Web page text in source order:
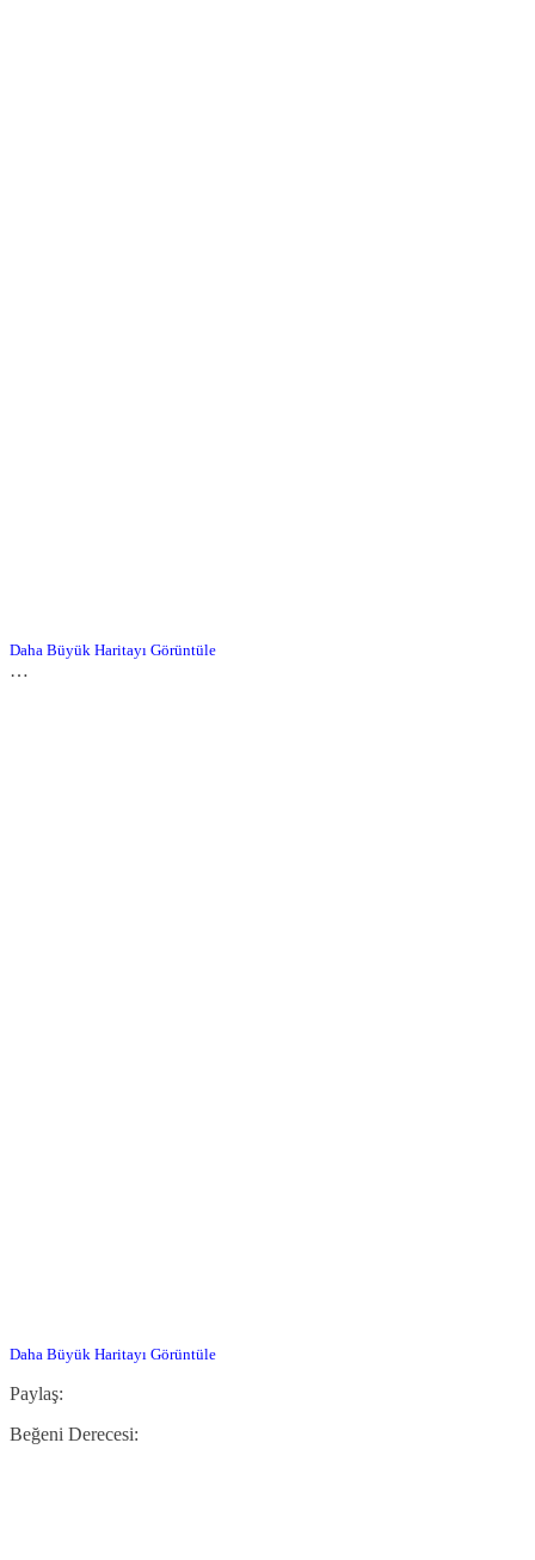
Daha Büyük Haritayı Görüntüle
…
Daha Büyük Haritayı Görüntüle
Paylaş:
Beğeni Derecesi: